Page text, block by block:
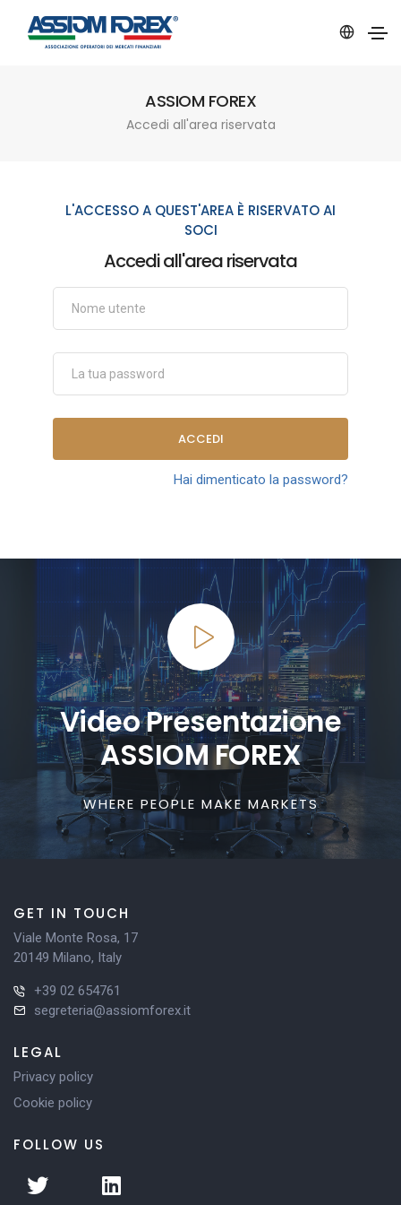
ASSIOM FOREX
Accedi all'area riservata
L'ACCESSO A QUEST'AREA È RISERVATO AI
SOCI
Accedi all'area riservata
ACCEDI
Hai dimenticato la password?
Video Presentazione
ASSIOM FOREX
WHERE PEOPLE MAKE MARKETS
GET IN TOUCH
Viale Monte Rosa, 17
20149 Milano, Italy
+39 02 654761
segreteria@assiomforex.it
LEGAL
Privacy policy
Cookie policy
FOLLOW US